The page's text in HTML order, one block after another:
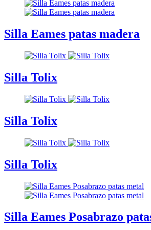
Silla Eames patas madera
Silla Tolix
Silla Tolix
Silla Tolix
Silla Eames Posabrazo